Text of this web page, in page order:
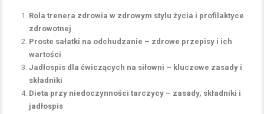
Rola trenera zdrowia w zdrowym stylu życia i profilaktyce
zdrowotnej
Proste sałatki na odchudzanie – zdrowe przepisy i ich
wartości
Jadłospis dla ćwiczących na siłowni – kluczowe zasady i
składniki
Dieta przy niedoczynności tarczycy – zasady, składniki i
jadłospis